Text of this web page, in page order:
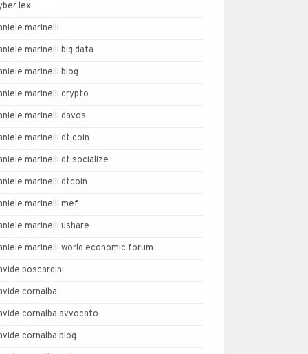
lex
marinelli
marinelli big data
marinelli blog
marinelli crypto
marinelli davos
marinelli dt coin
marinelli dt socialize
marinelli dtcoin
marinelli mef
marinelli ushare
marinelli world economic forum
boscardini
cornalba
cornalba avvocato
cornalba blog